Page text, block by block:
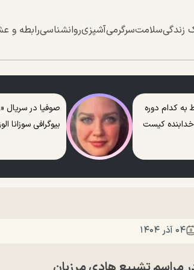
زندگیسلامتسرگرمیآشپزیروانشناسیرابطه و
کدام دوره
کیست
صوفیا در
بیوگرافی سوزانا
۰۴ آذر ۱۴۰۴